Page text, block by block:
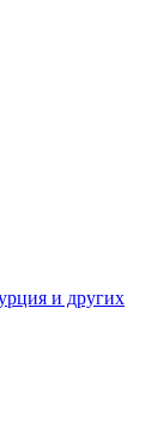
и других